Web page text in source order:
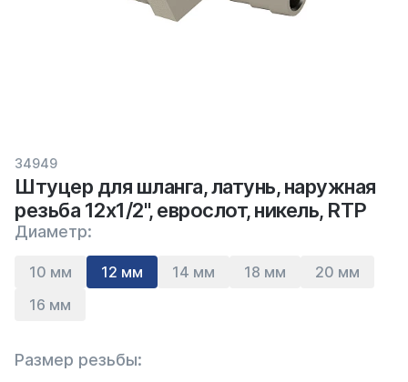
34949
Штуцер для шланга, латунь, наружная
резьба 12х1/2", еврослот, никель, RTP
Диаметр:
10 мм 12 мм 14 мм 18 мм
20 мм
16 мм
Размер резьбы: